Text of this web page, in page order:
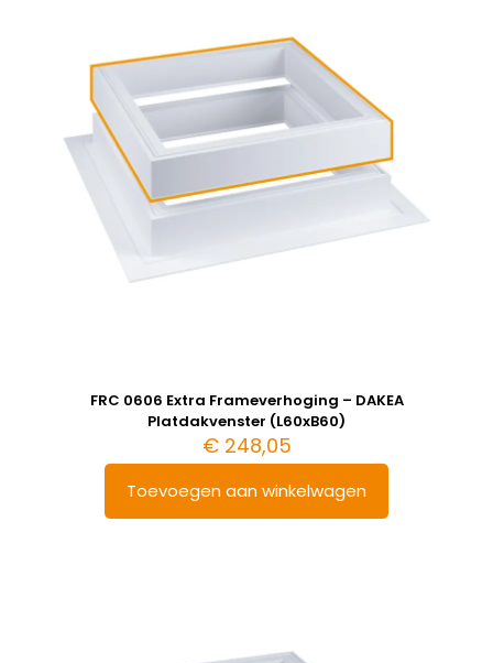
FRC 0606 Extra Frameverhoging – DAKEA
Platdakvenster (L60xB60)
€248,05
Toevoegen aan winkelwagen